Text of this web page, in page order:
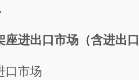
座进出口市场（含进出
市场